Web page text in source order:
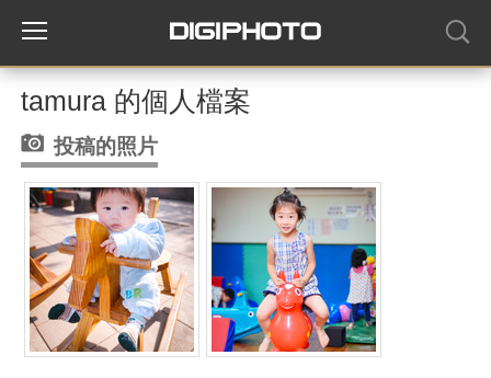
tamura 的個人檔案
投稿的照片